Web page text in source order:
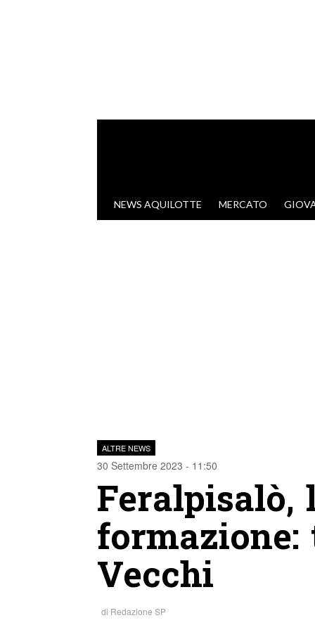
VAI AL CONTENUTO
NEWS AQUILOTTE MERCATO
ALTRE NEWS
30 Settembre 2023 - 11:50
Feralpisalò,
Vecchi
di Redazione SP